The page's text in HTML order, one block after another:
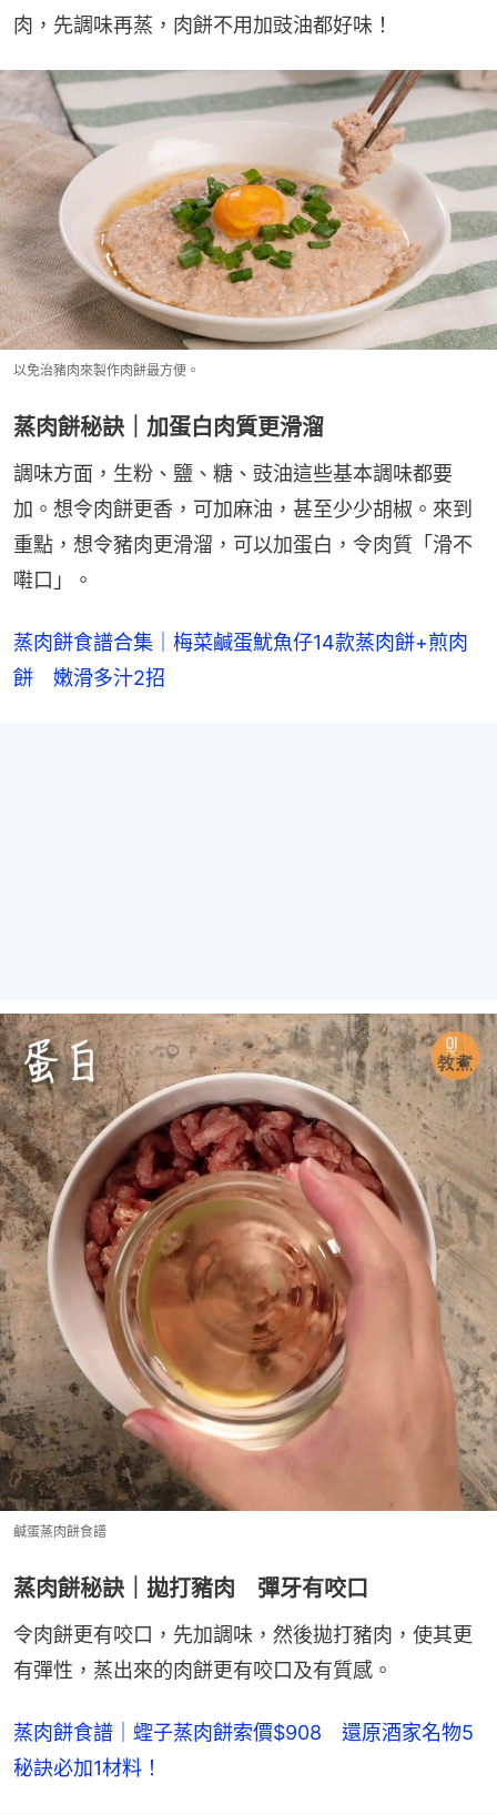
肉，先調味再蒸，肉餅不用加豉油都好味！
以免治豬肉來製作肉餅最方便。
蒸肉餅秘訣｜加蛋白肉質更滑溜
調味方面，生粉、鹽、糖、豉油這些基本調味都要
加。想令肉餅更香，可加麻油，甚至少少胡椒。來到
重點，想令豬肉更滑溜，可以加蛋白，令肉質「滑不
嚡口」。
蒸肉餅食譜合集｜梅菜鹹蛋魷魚仔14款蒸肉餅+煎肉
餅　嫩滑多汁2招
鹹蛋蒸肉餅食譜
蒸肉餅秘訣｜拋打豬肉 彈牙有咬口
令肉餅更有咬口，先加調味，然後拋打豬肉，使其更
有彈性，蒸出來的肉餅更有咬口及有質感。
蒸肉餅食譜｜蟶子蒸肉餅索價$908　還原酒家名物5
秘訣必加1材料！